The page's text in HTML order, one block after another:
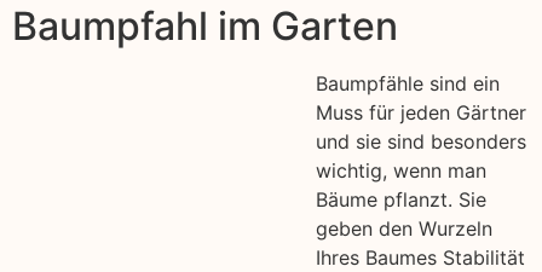
Baumpfahl im Garten
Baumpfähle sind ein
Muss für jeden Gärtner
und sie sind besonders
wichtig, wenn man
Bäume pflanzt. Sie
geben den Wurzeln
Ihres Baumes Stabilität